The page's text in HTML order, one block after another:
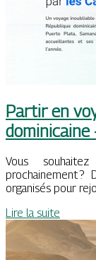
Partir en
dominicaine
Vous
prochainement
organisés pour
Lire la suite